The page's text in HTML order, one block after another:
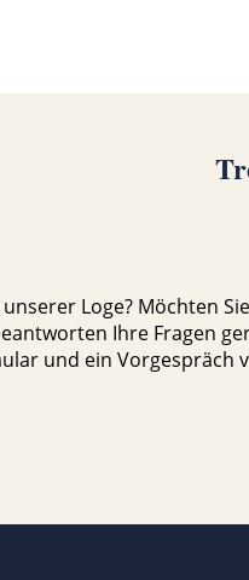
Loge? Möchten
Ihre Fragen
und ein Vorgespräch